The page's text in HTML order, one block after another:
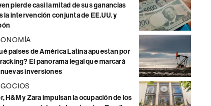
pierde casi la mitad de sus ganancias
la intervención conjunta de EE.UU. y
países de América Latina apuestan por
El panorama legal que marcará
nuevas inversiones
H&M y Zara impulsan la ocupación de los